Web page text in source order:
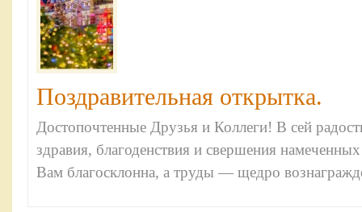
Поздравительная открытка.
Достопочтенные Друзья и Коллеги! В сей
здравия, благоденствия и свершения
Вам благосклонна, а труды — щедро